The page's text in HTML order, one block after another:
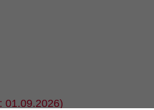
01.09.2026)